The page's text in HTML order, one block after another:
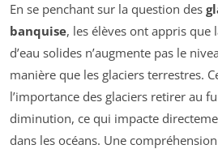
En se penchant sur la question des
banquise, les élèves ont appris que
d’eau solides n’augmente pas le
manière que les glaciers terrestres.
l’importance des glaciers retirer au
diminution, ce qui impacte
dans les océans. Une